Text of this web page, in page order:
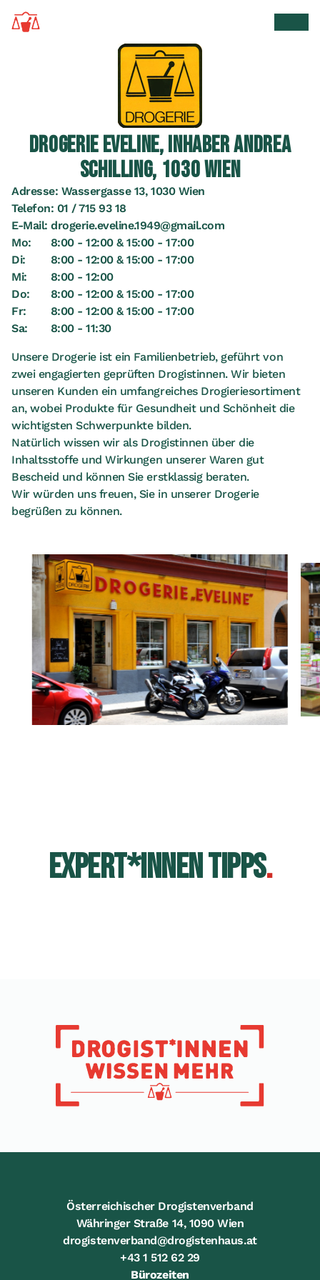
Zur Startseite
DROGERIE EVELINE, INHABER ANDREA
SCHILLING, 1030 WIEN
Adresse: Wassergasse 13, 1030 Wien
Telefon: 01 / 715 93 18
E-Mail:drogerie.eveline.1949@gmail.com
Mo:
8:00 - 12:00 & 15:00 - 17:00
Di:
8:00 - 12:00 & 15:00 - 17:00
Mi:
8:00 - 12:00
Do:
8:00 - 12:00 & 15:00 - 17:00
Fr:
8:00 - 12:00 & 15:00 - 17:00
Sa:
8:00 - 11:30
Unsere Drogerie ist ein Familienbetrieb, geführt von
zwei engagierten geprüften Drogistinnen. Wir bieten
unseren Kunden ein umfangreiches Drogieriesortiment
an, wobei Produkte für Gesundheit und Schönheit die
wichtigsten Schwerpunkte bilden.
Natürlich wissen wir als Drogistinnen über die
Inhaltsstoffe und Wirkungen unserer Waren gut
Bescheid und können Sie erstklassig beraten.
Wir würden uns freuen, Sie in unserer Drogerie
begrüßen zu können.
EXPERT*INNEN TIPPS.
Österreichischer Drogistenverband
Währinger Straße 14, 1090 Wien
drogistenverband@drogistenhaus.at
+43 1 512 62 29
Bürozeiten